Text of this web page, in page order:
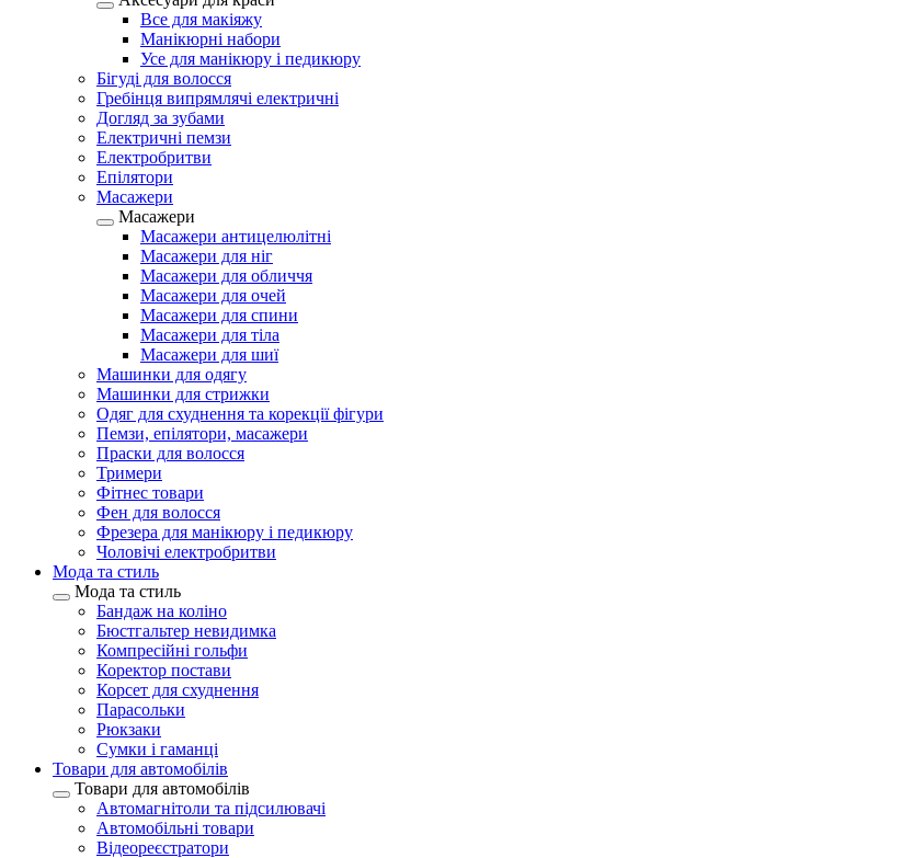
Все для макіяжу
Манікюрні набори
Усе для манікюру і педикюру
Бігуді для волосся
Гребінця випрямлячі електричні
Догляд за зубами
Електричні пемзи
Електробритви
Епілятори
Масажери
Масажери
Масажери антицелюлітні
Масажери для ніг
Масажери для обличчя
Масажери для очей
Масажери для спини
Масажери для тіла
Масажери для шиї
Машинки для одягу
Машинки для стрижки
Одяг для схуднення та корекції фігури
Пемзи, епілятори, масажери
Праски для волосся
Тримери
Фітнес товари
Фен для волосся
Фрезера для манікюру і педикюру
Чоловічі електробритви
Мода та стиль
Мода та стиль
Бандаж на коліно
Бюстгальтер невидимка
Компресійні гольфи
Коректор постави
Корсет для схуднення
Парасольки
Рюкзаки
Сумки і гаманці
Товари для автомобілів
Товари для автомобілів
Автомагнітоли та підсилювачі
Автомобільні товари
Відеореєстратори